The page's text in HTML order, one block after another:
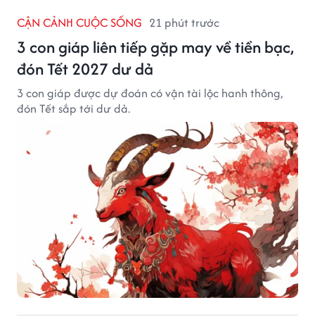
CẬN CẢNH CUỘC SỐNG 21 phút trước
3 con giáp liên tiếp gặp may về tiền bạc,
đón Tết 2027 dư dả
3 con giáp được dự đoán có vận tài lộc hanh thông,
đón Tết sắp tới dư dả.